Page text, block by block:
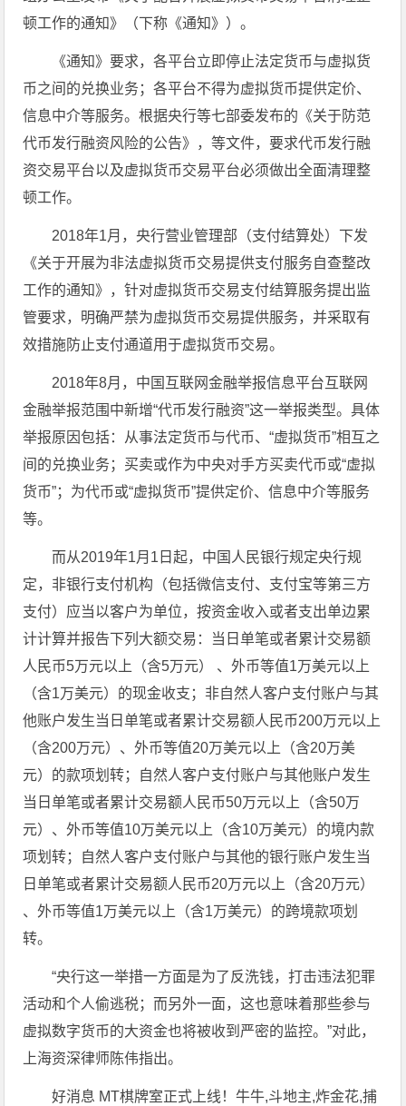
顿工作的通知》（下称《通知》）。
《通知》要求，各平台立即停止法定货币与虚拟货
币之间的兑换业务；各平台不得为虚拟货币提供定价、
信息中介等服务。根据央行等七部委发布的《关于防范
代币发行融资风险的公告》，等文件，要求代币发行融
资交易平台以及虚拟货币交易平台必须做出全面清理整
顿工作。
2018年1月，央行营业管理部（支付结算处）下发
《关于开展为非法虚拟货币交易提供支付服务自查整改
工作的通知》，针对虚拟货币交易支付结算服务提出监
管要求，明确严禁为虚拟货币交易提供服务，并采取有
效措施防止支付通道用于虚拟货币交易。
2018年8月，中国互联网金融举报信息平台互联网
金融举报范围中新增“代币发行融资”这一举报类型。具体
举报原因包括：从事法定货币与代币、“虚拟货币”相互之
间的兑换业务；买卖或作为中央对手方买卖代币或“虚拟
货币”；为代币或“虚拟货币”提供定价、信息中介等服务
等。
而从2019年1月1日起，中国人民银行规定央行规
定，非银行支付机构（包括微信支付、支付宝等第三方
支付）应当以客户为单位，按资金收入或者支出单边累
计计算并报告下列大额交易：当日单笔或者累计交易额
人民币5万元以上（含5万元） 、外币等值1万美元以上
（含1万美元）的现金收支；非自然人客户支付账户与其
他账户发生当日单笔或者累计交易额人民币200万元以上
（含200万元）、外币等值20万美元以上（含20万美
元）的款项划转；自然人客户支付账户与其他账户发生
当日单笔或者累计交易额人民币50万元以上（含50万
元）、外币等值10万美元以上（含10万美元）的境内款
项划转；自然人客户支付账户与其他的银行账户发生当
日单笔或者累计交易额人民币20万元以上（含20万元）
、外币等值1万美元以上（含1万美元）的跨境款项划
转。
“央行这一举措一方面是为了反洗钱，打击违法犯罪
活动和个人偷逃税；而另外一面，这也意味着那些参与
虚拟数字货币的大资金也将被收到严密的监控。”对此，
上海资深律师陈伟指出。
好消息 MT棋牌室正式上线！牛牛,斗地主,炸金花,捕